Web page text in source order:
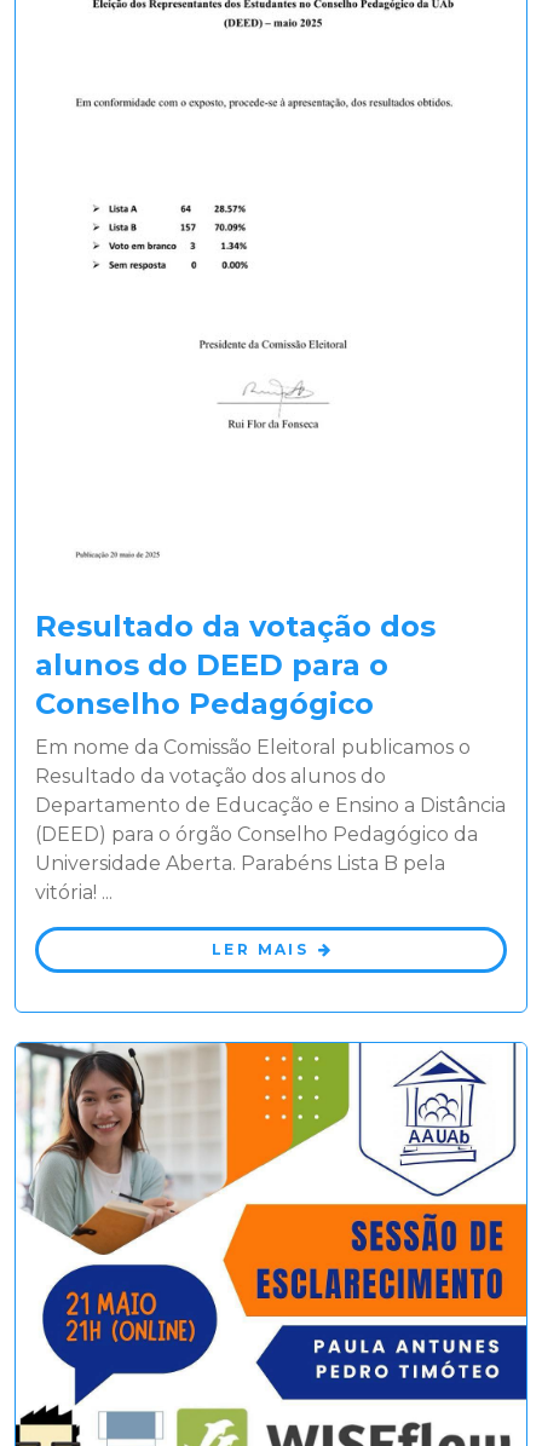
Resultado da votação dos
alunos do DEED para o
Conselho Pedagógico
Em nome da Comissão Eleitoral publicamos o
Resultado da votação dos alunos do
Departamento de Educação e Ensino a Distância
(DEED) para o órgão Conselho Pedagógico da
Universidade Aberta. Parabéns Lista B pela
vitória! ...
LER MAIS